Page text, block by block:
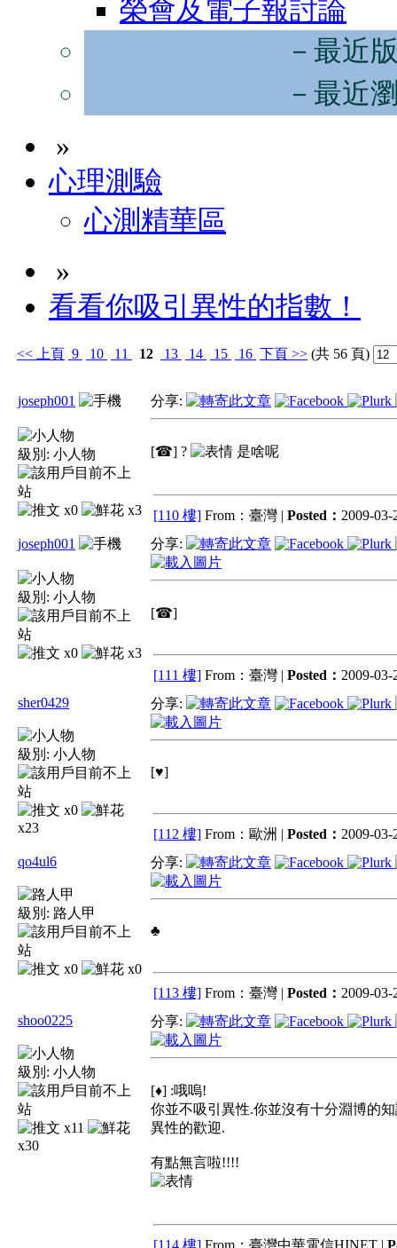
榮會及電子報討論
－最近
－最近
»
心理測驗
心測精華區
»
看看你吸引異性的指數！
<< 上頁 9 10 11 12 13 14 15 16 下頁 >> (共 56 頁)
joseph001
級別: 小人物
x0 x3
分享:
[☎] ? 是啥呢
[110 樓] From：臺灣 | Posted： 2009-03-
joseph001
級別: 小人物
x0 x3
分享:
[☎]
[111 樓] From：臺灣 | Posted： 2009-03-
sher0429
級別: 小人物
x0
x23
分享:
[♥]
[112 樓] From：歐洲 | Posted： 2009-03-
qo4ul6
級別: 路人甲
x0 x0
分享:
♣
[113 樓] From：臺灣 | Posted： 2009-03-
shoo0225
級別: 小人物
x11
x30
分享:
[♦] :哦嗚!
你並不吸引異性.你並沒有十分淵博的
異性的歡迎.
有點無言啦!!!!
[114 樓] From：臺灣中華電信HINET |